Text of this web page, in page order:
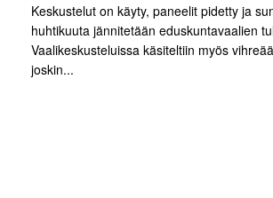
Keskustelut on käyty, paneelit pidetty ja
huhtikuuta jännitetään eduskuntavaalien
Vaalikeskusteluissa käsiteltiin myös
joskin...